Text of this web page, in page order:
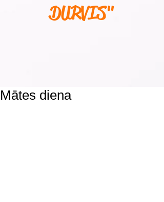
DURVIS"
Mātes diena